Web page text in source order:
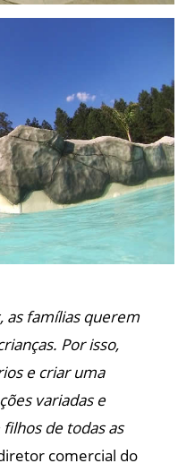
as famílias querem
Por isso,
e criar uma
variadas e
de todas as
comercial do